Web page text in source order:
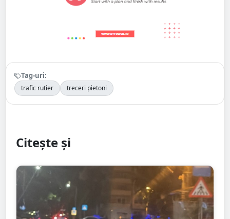
Tag-uri:
trafic rutier treceri pietoni
Citește și